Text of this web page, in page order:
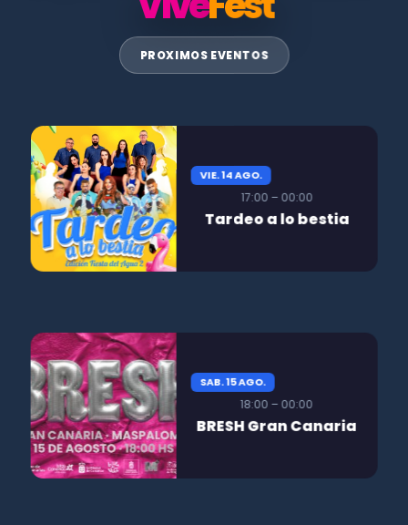
PROXIMOS EVENTOS
VIE. 14 AGO.
17:00 – 00:00
Tardeo a lo bestia
SAB. 15 AGO.
18:00 – 00:00
BRESH Gran Canaria